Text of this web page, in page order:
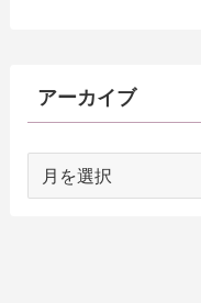
アーカイブ